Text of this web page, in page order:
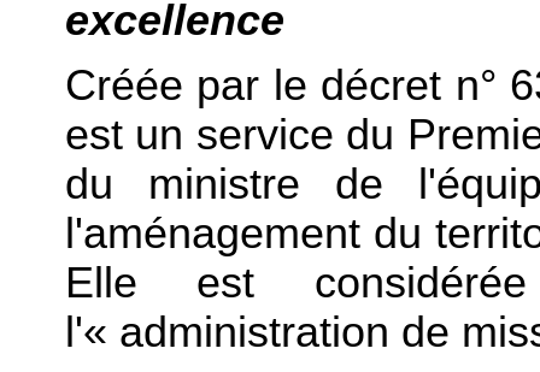
excellence
Créée par le décret n°
est un service du
du ministre de
l'aménagement du
Elle est
l'« administration de